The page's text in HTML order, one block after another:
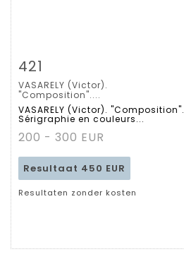
Gedetailleerde
fiche
421
VASARELY (Victor).
"Composition"....
VASARELY (Victor). "Composition".
Sérigraphie en couleurs...
200 - 300 EUR
Resultaat 450 EUR
Resultaten zonder kosten